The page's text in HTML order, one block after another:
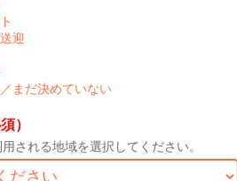
迎
まだ決めていない
）
される地域を選択してください。